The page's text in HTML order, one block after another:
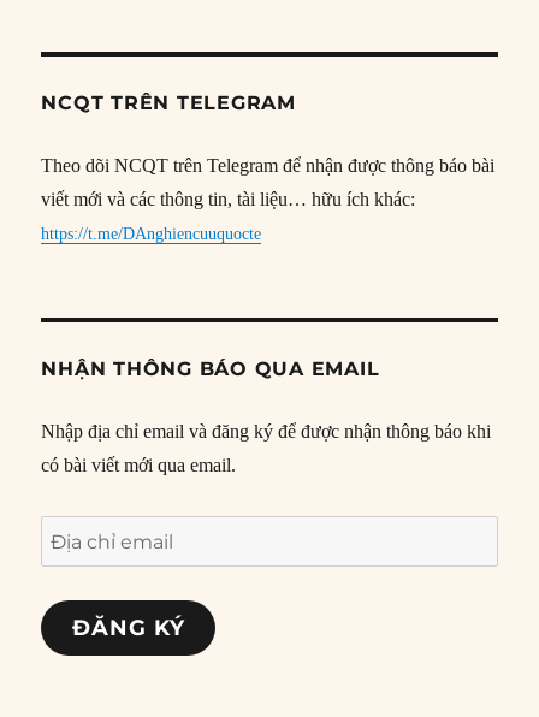
NCQT TRÊN TELEGRAM
Theo dõi NCQT trên Telegram để nhận được thông báo bài
viết mới và các thông tin, tài liệu… hữu ích khác:
https://t.me/DAnghiencuuquocte
NHẬN THÔNG BÁO QUA EMAIL
Nhập địa chỉ email và đăng ký để được nhận thông báo khi
có bài viết mới qua email.
Địa
chỉ
email
ĐĂNG KÝ